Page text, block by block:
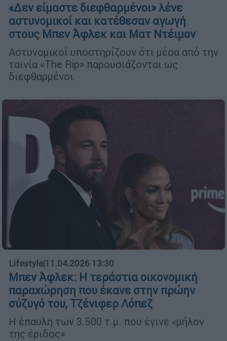
«Δεν είμαστε διεφθαρμένοι» λένε
αστυνομικοί και κατέθεσαν αγωγή
στους Μπεν Άφλεκ και Ματ Ντέιμον
Αστυνομικοί υποστηρίζουν ότι μέσα από την
ταινία «The Rip» παρουσιάζονται ως
διεφθαρμένοι
Lifestyle|11.04.2026 13:30
Μπεν Άφλεκ: Η τεράστια οικονομική
παραχώρηση που έκανε στην πρώην
σύζυγό του, Τζένιφερ Λόπεζ
Η έπαυλη των 3.500 τ.μ. που έγινε «μήλον
της έριδος»